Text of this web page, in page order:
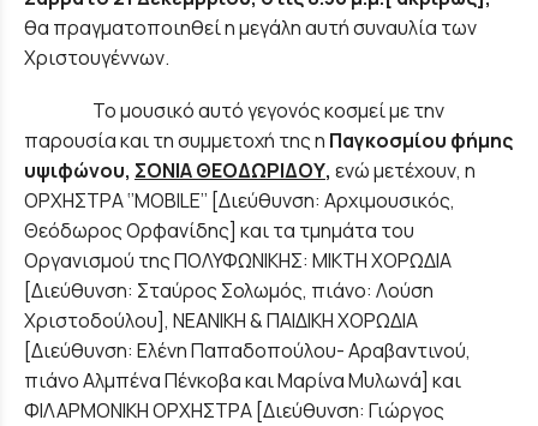
θα πραγματοποιηθεί η μεγάλη αυτή συναυλία των
Χριστουγέννων.
Το μουσικό αυτό γεγονός κοσμεί με την
παρουσία και τη συμμετοχή της η Παγκοσμίου φήμης
υψιφώνου, ΣΟΝΙΑ ΘΕΟΔΩΡΙΔΟΥ, ενώ μετέχουν, η
ΟΡΧΗΣΤΡΑ ‘’MOBILE’’ [Διεύθυνση: Αρχιμουσικός,
Θεόδωρος Ορφανίδης] και τα τμημάτα του
Οργανισμού της ΠΟΛΥΦΩΝΙΚΗΣ: ΜΙΚΤΗ ΧΟΡΩΔΙΑ
[Διεύθυνση: Σταύρος Σολωμός, πιάνο: Λούση
Χριστοδούλου], ΝΕΑΝΙΚΗ & ΠΑΙΔΙΚΗ ΧΟΡΩΔΙΑ
[Διεύθυνση: Ελένη Παπαδοπούλου- Αραβαντινού,
πιάνο Αλμπένα Πένκοβα και Μαρίνα Μυλωνά] και
ΦΙΛΑΡΜΟΝΙΚΗ ΟΡΧΗΣΤΡΑ [Διεύθυνση: Γιώργος